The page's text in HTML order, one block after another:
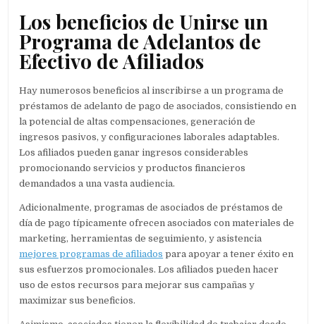
Los beneficios de Unirse un
Programa de Adelantos de
Efectivo de Afiliados
Hay numerosos beneficios al inscribirse a un programa de
préstamos de adelanto de pago de asociados, consistiendo en
la potencial de altas compensaciones, generación de
ingresos pasivos, y configuraciones laborales adaptables.
Los afiliados pueden ganar ingresos considerables
promocionando servicios y productos financieros
demandados a una vasta audiencia.
Adicionalmente, programas de asociados de préstamos de
día de pago típicamente ofrecen asociados con materiales de
marketing, herramientas de seguimiento, y asistencia
mejores programas de afiliados para apoyar a tener éxito en
sus esfuerzos promocionales. Los afiliados pueden hacer
uso de estos recursos para mejorar sus campañas y
maximizar sus beneficios.